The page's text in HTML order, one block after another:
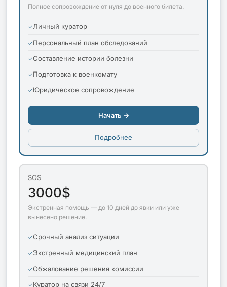
Полное сопровождение от нуля до военного билета.
Личный куратор
Персональный план обследований
Составление истории болезни
Подготовка к военкомату
Юридическое сопровождение
Начать →
Подробнее
SOS
3000$
Экстренная помощь — до 10 дней до явки или уже
вынесено решение.
Срочный анализ ситуации
Экстренный медицинский план
Обжалование решения комиссии
Куратор на связи 24/7